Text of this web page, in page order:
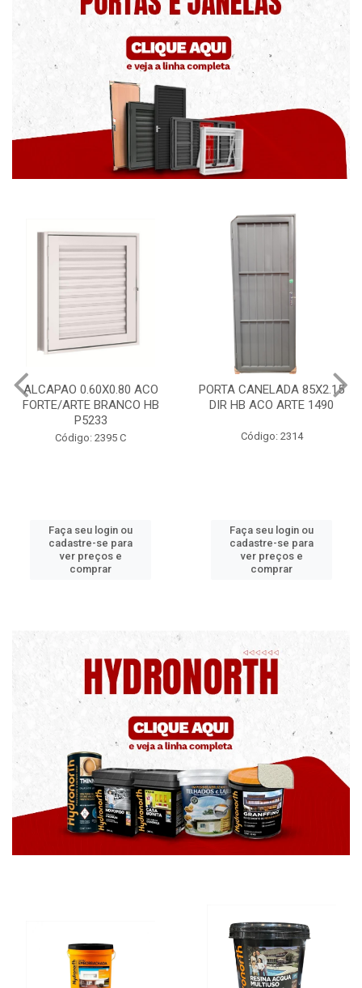
PORTA CANELADA 85X2.15
DIR HB ACO ARTE 1490
Código: 2314
Faça seu login ou
cadastre-se para
ver preços e
comprar
PORTA LAMINADA 60X215
DIR POP/MIX HB
Código: 2340
Faça seu login ou
cadastre-se para
ver preços e
comprar